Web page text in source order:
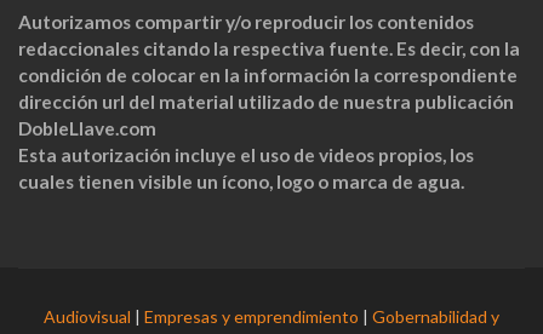
Autorizamos compartir y/o reproducir los contenidos
redaccionales citando la respectiva fuente. Es decir, con la
condición de colocar en la información la correspondiente
dirección url del material utilizado de nuestra publicación
DobleLlave.com
Esta autorización incluye el uso de videos propios, los
cuales tienen visible un ícono, logo o marca de agua.
Audiovisual | Empresas y emprendimiento | Gobernabilidad y